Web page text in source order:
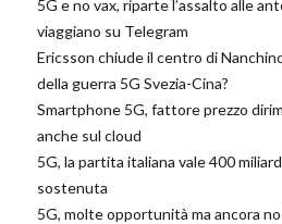
5G e no vax, riparte l’assalto alle
viaggiano su Telegram
Ericsson chiude il centro di
della guerra 5G Svezia-Cina?
Smartphone 5G, fattore prezzo
anche sul cloud
5G, la partita italiana vale 400
sostenuta
5G, molte opportunità ma ancora